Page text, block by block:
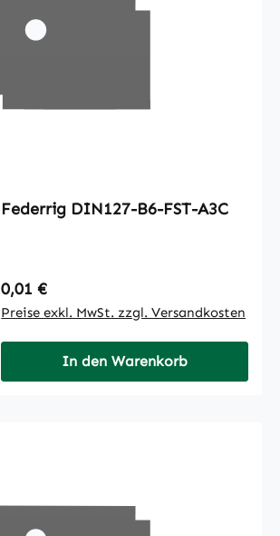
Federrig DIN127-B6-FST-A3C
Regulärer Preis:
0,01 €
Preise exkl. MwSt. zzgl. Versandkosten
In den Warenkorb